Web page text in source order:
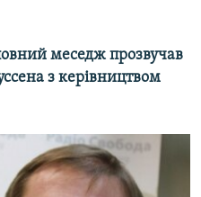
меседж прозвучав
з керівництвом